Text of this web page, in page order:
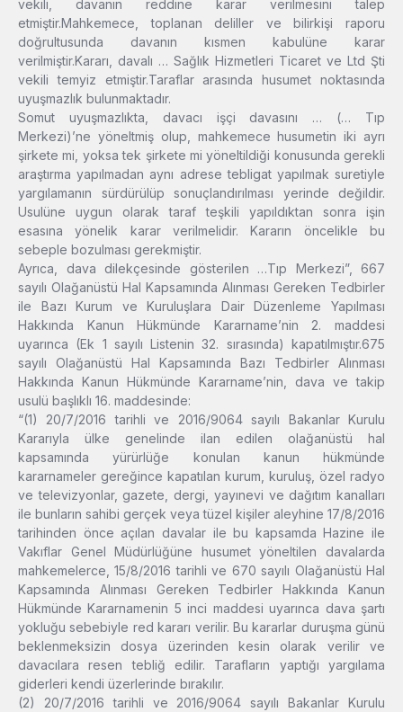
vekili, davanın reddine karar verilmesini talep
etmiştir.Mahkemece, toplanan deliller ve bilirkişi raporu
doğrultusunda davanın kısmen kabulüne karar
verilmiştir.Kararı, davalı … Sağlık Hizmetleri Ticaret ve Ltd Şti
vekili temyiz etmiştir.Taraflar arasında husumet noktasında
uyuşmazlık bulunmaktadır.
Somut uyuşmazlıkta, davacı işçi davasını … (… Tıp
Merkezi)’ne yöneltmiş olup, mahkemece husumetin iki ayrı
şirkete mi, yoksa tek şirkete mi yöneltildiği konusunda gerekli
araştırma yapılmadan aynı adrese tebligat yapılmak suretiyle
yargılamanın sürdürülüp sonuçlandırılması yerinde değildir.
Usulüne uygun olarak taraf teşkili yapıldıktan sonra işin
esasına yönelik karar verilmelidir. Kararın öncelikle bu
sebeple bozulması gerekmiştir.
Ayrıca, dava dilekçesinde gösterilen …Tıp Merkezi”, 667
sayılı Olağanüstü Hal Kapsamında Alınması Gereken Tedbirler
ile Bazı Kurum ve Kuruluşlara Dair Düzenleme Yapılması
Hakkında Kanun Hükmünde Kararname’nin 2. maddesi
uyarınca (Ek 1 sayılı Listenin 32. sırasında) kapatılmıştır.675
sayılı Olağanüstü Hal Kapsamında Bazı Tedbirler Alınması
Hakkında Kanun Hükmünde Kararname’nin, dava ve takip
usulü başlıklı 16. maddesinde:
“(1) 20/7/2016 tarihli ve 2016/9064 sayılı Bakanlar Kurulu
Kararıyla ülke genelinde ilan edilen olağanüstü hal
kapsamında yürürlüğe konulan kanun hükmünde
kararnameler gereğince kapatılan kurum, kuruluş, özel radyo
ve televizyonlar, gazete, dergi, yayınevi ve dağıtım kanalları
ile bunların sahibi gerçek veya tüzel kişiler aleyhine 17/8/2016
tarihinden önce açılan davalar ile bu kapsamda Hazine ile
Vakıflar Genel Müdürlüğüne husumet yöneltilen davalarda
mahkemelerce, 15/8/2016 tarihli ve 670 sayılı Olağanüstü Hal
Kapsamında Alınması Gereken Tedbirler Hakkında Kanun
Hükmünde Kararnamenin 5 inci maddesi uyarınca dava şartı
yokluğu sebebiyle red kararı verilir. Bu kararlar duruşma günü
beklenmeksizin dosya üzerinden kesin olarak verilir ve
davacılara resen tebliğ edilir. Tarafların yaptığı yargılama
giderleri kendi üzerlerinde bırakılır.
(2) 20/7/2016 tarihli ve 2016/9064 sayılı Bakanlar Kurulu